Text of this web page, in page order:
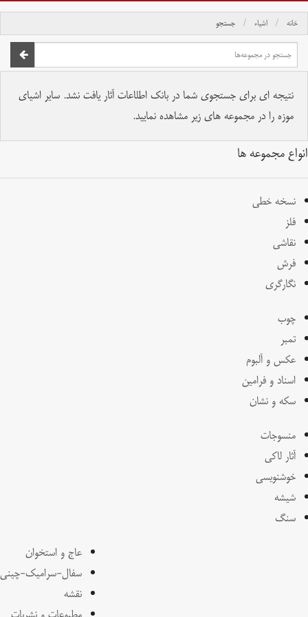
خانه اشیاء جستجو
نتیجه ای برای جستجوی شما در بانک اطلاعات آثار یافت نشد. سایر اشیای
موزه را در مجموعه های زیر مشاهده نمایید.
انواع مجموعه ها
نسخه خطی
فلز
نقاشی
فرش
نگارگری
چوب
تمبر
عکس و آلبوم
اسناد و فرامین
سکه و نشان
منسوجات
آثار لاکی
خوشنویسی
شیشه
سنگ
عاج و استخوان
سفال-سرامیک-چینی
نقشه
تمام حقوق برای موسسه کتابخانه و موزه ملی ملک محفوظ است.